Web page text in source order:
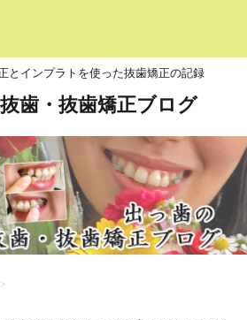
とインプラトを使った抜歯矯正の記録
歯・抜歯矯正ブログ
>